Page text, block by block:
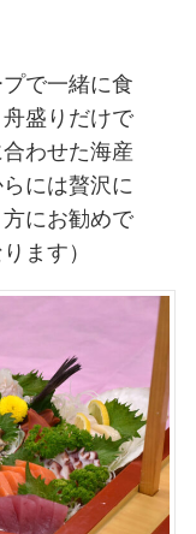
で一緒に食
盛りだけで
わせた海産
には贅沢に
にお勧めで
ます）